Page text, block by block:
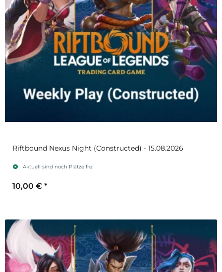
Riftbound Nexus Night (Constructed) - 15.08.2026
Aktuell sind noch Plätze frei
10,00 € *